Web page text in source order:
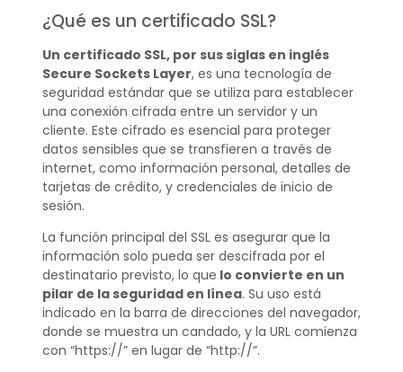
¿Qué es un certificado SSL?
Un certificado SSL, por sus siglas en inglés
Secure Sockets Layer, es una tecnología de
seguridad estándar que se utiliza para establecer
una conexión cifrada entre un servidor y un
cliente. Este cifrado es esencial para proteger
datos sensibles que se transfieren a través de
internet, como información personal, detalles de
tarjetas de crédito, y credenciales de inicio de
sesión.
La función principal del SSL es asegurar que la
información solo pueda ser descifrada por el
destinatario previsto, lo que lo convierte en un
pilar de la seguridad en línea. Su uso está
indicado en la barra de direcciones del navegador,
donde se muestra un candado, y la URL comienza
con “https://” en lugar de “http://”.